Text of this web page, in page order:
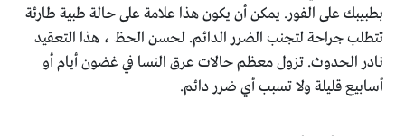
بطبيبك على الفور. يمكن أن يكون هذا علامة على حالة طبية طارئة
تتطلب جراحة لتجنب الضرر الدائم. لحسن الحظ ، هذا التعقيد
نادر الحدوث. تزول معظم حالات عرق النسا في غضون أيام أو
أسابيع قليلة ولا تسبب أي ضرر دائم.